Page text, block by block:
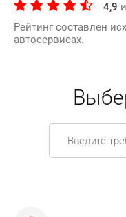
4,9
Рейтинг составлен
автосервисах.